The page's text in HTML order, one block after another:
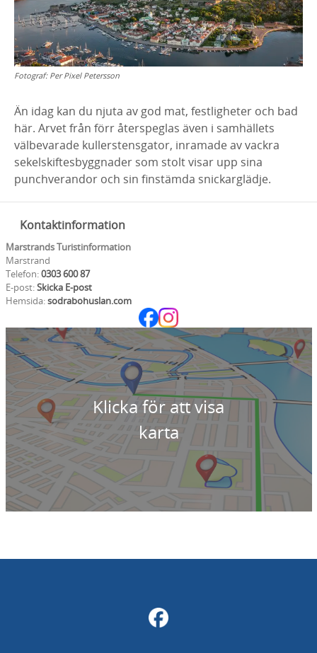
Fotograf: Per Pixel Petersson
Än idag kan du njuta av god mat, festligheter och bad
här. Arvet från förr återspeglas även i samhällets
välbevarade kullerstensgator, inramade av vackra
sekelskiftesbyggnader som stolt visar upp sina
punchverandor och sin finstämda snickarglädje.
Kontaktinformation
Marstrands Turistinformation
Marstrand
Telefon:0303 600 87
E-post:Skicka E-post
Hemsida:sodrabohuslan.com
Klicka för att visa
karta